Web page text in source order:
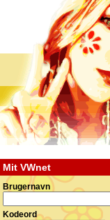
Mit VWnet
Brugernavn
Kodeord